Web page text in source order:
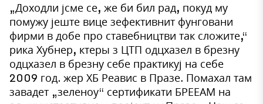
„Доходли јсме се, же би бил рад, покуд му
помужу јеште вице зефективнит фунговани
фирми в добе про ставебництви так сложите,“
рика Хубнер, ктеры з ЦТП одцхазел в брезну
одцхазел в брезну себе практикуј на себе
2009 год. жер ХБ Реавис в Празе. Помахал там
завадет „зеленоу“ сертификати БРЕЕАМ на